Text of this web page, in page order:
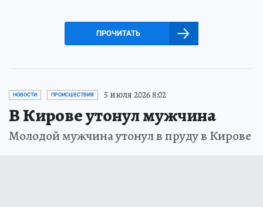
ПРОЧИТАТЬ
НОВОСТИ ПРОИСШЕСТВИЯ 5 июля 2026 8:02
В Кирове утонул мужчина
Молодой мужчина утонул в пруду в Кирове